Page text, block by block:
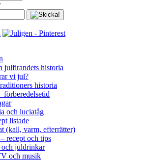
julfirandets historia
vi jul?
historia
förberedelsetid
och luciatåg
listade
(kall, varm, efterrätter)
recept och tips
juldrinkar
och musik